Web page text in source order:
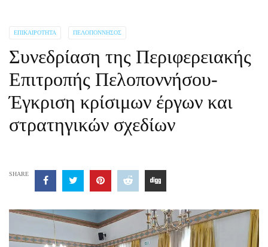
ΕΠΙΚΑΙΡΌΤΗΤΑ ΠΕΛΟΠΌΝΝΗΣΟΣ
Συνεδρίαση της Περιφερειακής
Επιτροπής Πελοποννήσου-
Έγκριση κρίσιμων έργων και
στρατηγικών σχεδίων
SHARE